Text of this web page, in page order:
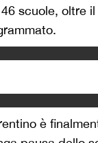
scuole, oltre
è